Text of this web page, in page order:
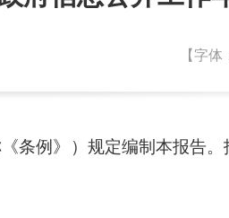
【字体
条例》）规定编制本报告